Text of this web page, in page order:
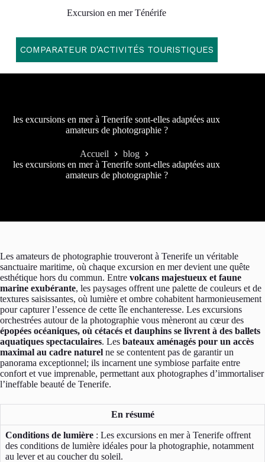
Excursion en mer Ténérife
COMPARATEUR D'ACTIVITÉS TOURISTIQUES
les excursions en mer à Tenerife sont-elles adaptées aux
amateurs de photographie ?
Accueil
blog
les excursions en mer à Tenerife sont-elles adaptées aux
amateurs de photographie ?
Les amateurs de photographie trouveront à Tenerife un véritable
sanctuaire maritime, où chaque excursion en mer devient une quête
esthétique hors du commun. Entre volcans majestueux et faune
marine exubérante, les paysages offrent une palette de couleurs et de
textures saisissantes, où lumière et ombre cohabitent harmonieusement
pour capturer l’essence de cette île enchanteresse. Les excursions
orchestrées autour de la photographie vous mèneront au cœur des
épopées océaniques, où cétacés et dauphins se livrent à des ballets
aquatiques spectaculaires. Les bateaux aménagés pour un accès
maximal au cadre naturel ne se contentent pas de garantir un
panorama exceptionnel; ils incarnent une symbiose parfaite entre
confort et vue imprenable, permettant aux photographes d’immortaliser
l’ineffable beauté de Tenerife.
En résumé
Conditions de lumière : Les excursions en mer à Tenerife offrent
des conditions de lumière idéales pour la photographie, notamment
au lever et au coucher du soleil.